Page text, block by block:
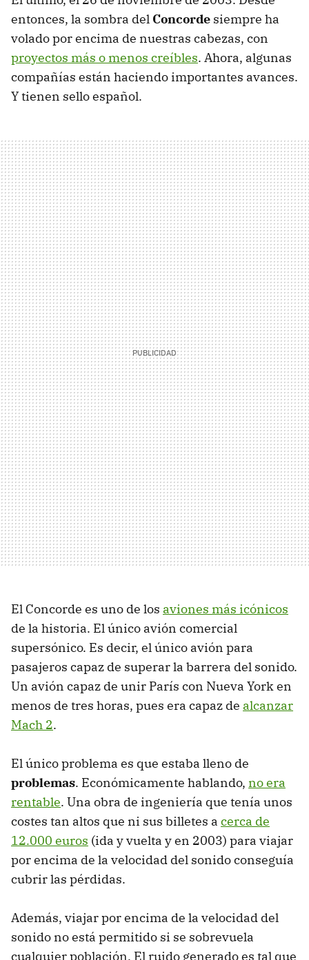
entonces, la sombra del Concorde siempre ha
volado por encima de nuestras cabezas, con
proyectos más o menos creíbles. Ahora, algunas
compañías están haciendo importantes avances.
Y tienen sello español.
El Concorde es uno de los aviones más icónicos
de la historia. El único avión comercial
supersónico. Es decir, el único avión para
pasajeros capaz de superar la barrera del sonido.
Un avión capaz de unir París con Nueva York en
menos de tres horas, pues era capaz de alcanzar
Mach 2.
El único problema es que estaba lleno de
problemas. Económicamente hablando, no era
rentable. Una obra de ingeniería que tenía unos
costes tan altos que ni sus billetes a cerca de
12.000 euros (ida y vuelta y en 2003) para viajar
por encima de la velocidad del sonido conseguía
cubrir las pérdidas.
Además, viajar por encima de la velocidad del
sonido no está permitido si se sobrevuela
cualquier población. El ruido generado es tal que